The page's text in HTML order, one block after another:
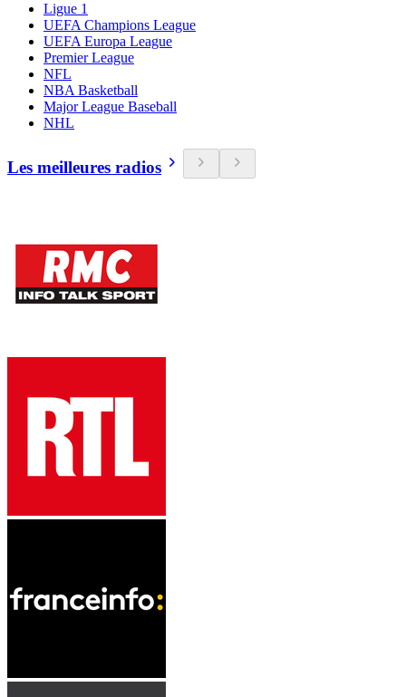
Ligue 1
UEFA Champions League
UEFA Europa League
Premier League
NFL
NBA Basketball
Major League Baseball
NHL
Les meilleures radios